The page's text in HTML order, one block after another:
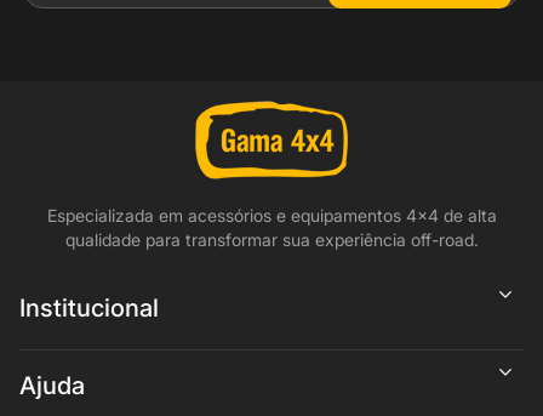
Especializada em acessórios e equipamentos 4x4 de alta
qualidade para transformar sua experiência off-road.
Institucional
Ajuda